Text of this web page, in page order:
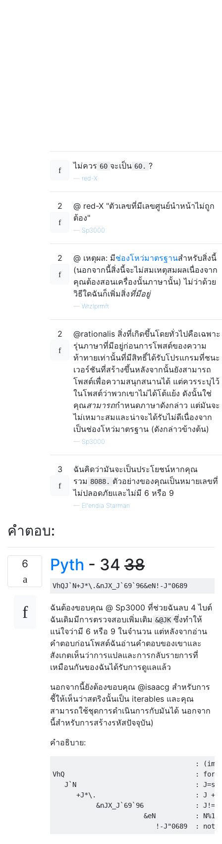
ไม่ควร 60 จะเป็น 60. ?
red-X
2
@ red-X "ตัวเลขที่มีเลขศูนย์นำหน้าไม่ถูก
ต้อง"
— Sp3000
2 @ เหตุผล: มีช่องโหว่มาตรฐานสำหรับสิ่งนี้
(นอกจากนี้สิ่งนี้จะไม่สมเหตุสมผลเนื่องจาก
คุณต้องสอนเครื่องนั้นภาษานั้น) ไม่ว่าด้วย
วิธีใดฉันก็เพิ่มสิ่งที่มีอยู่
— Wrzlprmft
2
@rationalis สิ่งที่เกิดขึ้นโดยทั่วไปคือเฉพาะ
รุ่นภาษาที่มีอยู่ก่อนการโพสต์ของความ
ท้าทายเท่านั้นที่มีสิทธิ์ได้รับโปรแกรมที่ชนะ
เวอร์ชันที่สร้างขึ้นหลังจากนั้นยังสามารถ
โพสต์เพื่อความสนุกสนานได้ แต่ควรระบุไว้
ในโพสต์ว่าพวกเขาไม่ได้โต้แย้ง ดังนั้นใช่
คุณสามารถกำหนดภาษาดังกล่าว แต่มันจะ
ไม่เหมาะสมและน่าจะได้รับไม่ดีเนื่องจาก
เป็นช่องโหว่มาตรฐาน (ดังกล่าวข้างต้น)
— Sp3000
3
ฉันคิดว่ามันจะเป็นประโยชน์หากคุณ
รวม 8088. ตัวอย่างของคุณเป็นหมายเลขที่
ไม่ปลอดภัยและไม่มี 6 หรือ 9
— El'endia Starman
คำตอบ:
6 Pyth - 34 38
ฉันต้องขอบคุณ @ Sp3000 ที่ช่วยฉันลบ 4 ไบต์
ฉันเดิมมีการตรวจสอบเพิ่มเติม &@JK ซึ่งทำให้
แน่ใจว่ามี 6 หรือ 9 ในจำนวน แต่หลังจากอ่าน
คำตอบก่อนโพสต์ฉันอ่านคำตอบของเขาและ
สังเกตเห็นว่าการแปลและการกลับรายการที่
เหมือนกันของฉันได้รับการดูแลแล้ว
นอกจากนี้ยังต้องขอบคุณ @isaacg สำหรับการ
ชี้ให้เห็นว่าสตริงนั้นเป็น iterables และคุณ
สามารถใช้ชุดการดำเนินการกับมันได้ นอกจาก
นี้สำหรับการสร้างรหัสปัจจุบัน)
คำอธิบาย:
:
VhQ                                 : for N in
J`N                              :
+J*\.                         : J +
&nJX_J`69`96             :
&eN          : N%10